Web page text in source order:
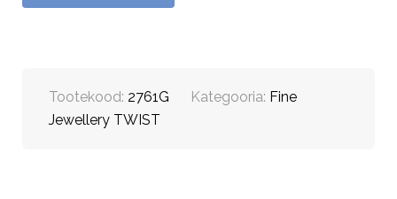
Tootekood: 2761G Kategooria: Fine
Jewellery TWIST